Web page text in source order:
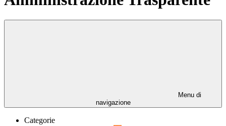
Menu di
navigazione
Categorie